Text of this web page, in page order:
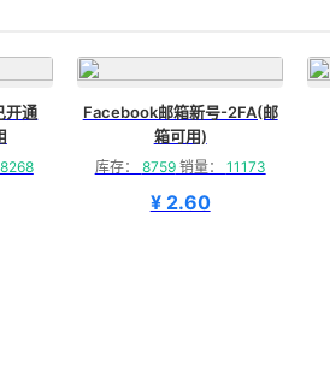
开通
Facebook邮箱新号-2FA(邮
箱可用)
库存： 8759销量： 11173
¥ 2.60